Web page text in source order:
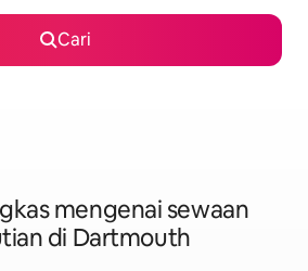
Cari
mengenai sewaan
di Dartmouth